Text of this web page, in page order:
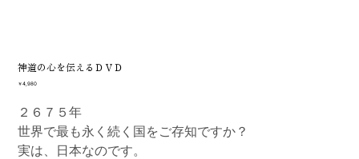
神道の心を伝えるＤＶＤ
価
￥4,980
２６７５年
世界で最も永く続く国をご存知ですか？
実は、日本なのです。